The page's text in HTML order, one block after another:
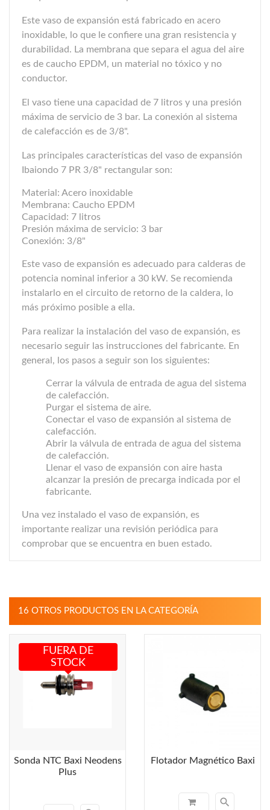
Este vaso de expansión está fabricado en acero
inoxidable, lo que le confiere una gran resistencia y
durabilidad. La membrana que separa el agua del aire
es de caucho EPDM, un material no tóxico y no
conductor.
El vaso tiene una capacidad de 7 litros y una presión
máxima de servicio de 3 bar. La conexión al sistema
de calefacción es de 3/8".
Las principales características del vaso de expansión
Ibaiondo 7 PR 3/8" rectangular son:
Material: Acero inoxidable
Membrana: Caucho EPDM
Capacidad: 7 litros
Presión máxima de servicio: 3 bar
Conexión: 3/8"
Este vaso de expansión es adecuado para calderas de
potencia nominal inferior a 30 kW. Se recomienda
instalarlo en el circuito de retorno de la caldera, lo
más próximo posible a ella.
Para realizar la instalación del vaso de expansión, es
necesario seguir las instrucciones del fabricante. En
general, los pasos a seguir son los siguientes:
Cerrar la válvula de entrada de agua del sistema
de calefacción.
Purgar el sistema de aire.
Conectar el vaso de expansión al sistema de
calefacción.
Abrir la válvula de entrada de agua del sistema
de calefacción.
Llenar el vaso de expansión con aire hasta
alcanzar la presión de precarga indicada por el
fabricante.
Una vez instalado el vaso de expansión, es
importante realizar una revisión periódica para
comprobar que se encuentra en buen estado.
16 OTROS PRODUCTOS EN LA CATEGORÍA
Sonda NTC Baxi Neodens
Plus
FUERA DE
STOCK
Flotador Magnético Baxi
search